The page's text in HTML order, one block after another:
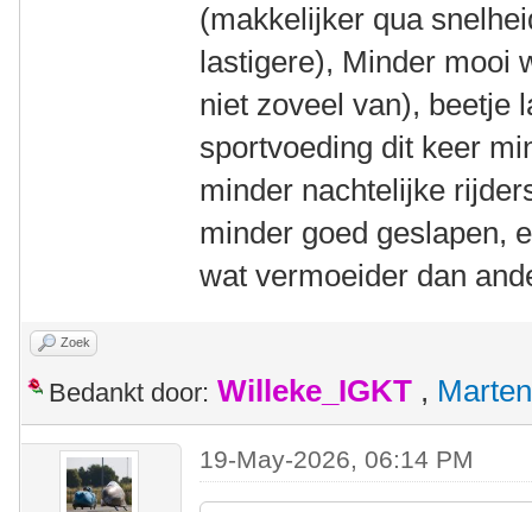
(makkelijker qua
lastigere), Minder mooi
niet zoveel van), beetje
sportvoeding dit keer
minder nachtelijke
minder goed geslapen,
wat vermoeider dan
Zoek
Bedankt door: Willeke_IGKT , Marten
19-May-2026, 06:14 PM